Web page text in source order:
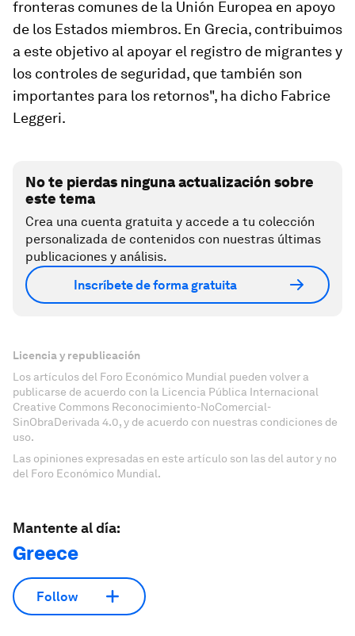
fronteras comunes de la Unión Europea en apoyo
de los Estados miembros. En Grecia, contribuimos
a este objetivo al apoyar el registro de migrantes y
los controles de seguridad, que también son
importantes para los retornos", ha dicho Fabrice
Leggeri.
No te pierdas ninguna actualización sobre
este tema
Crea una cuenta gratuita y accede a tu colección
personalizada de contenidos con nuestras últimas
publicaciones y análisis.
Inscríbete de forma gratuita
Licencia y republicación
Los artículos del Foro Económico Mundial pueden volver a
publicarse de acuerdo con la Licencia Pública Internacional
Creative Commons Reconocimiento-NoComercial-
SinObraDerivada 4.0, y de acuerdo con nuestras condiciones de
uso.
Las opiniones expresadas en este artículo son las del autor y no
del Foro Económico Mundial.
Mantente al día:
Greece
Follow